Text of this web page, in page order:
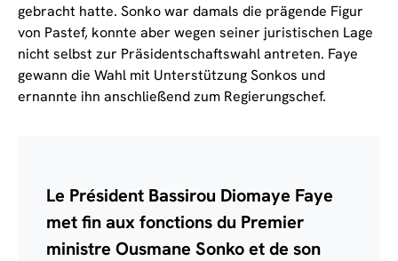
gebracht hatte. Sonko war damals die prägende Figur
von Pastef, konnte aber wegen seiner juristischen Lage
nicht selbst zur Präsidentschaftswahl antreten. Faye
gewann die Wahl mit Unterstützung Sonkos und
ernannte ihn anschließend zum Regierungschef.
Le Président Bassirou Diomaye Faye
met fin aux fonctions du Premier
ministre Ousmane Sonko et de son